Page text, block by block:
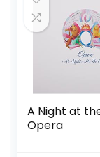
A Night at
Opera